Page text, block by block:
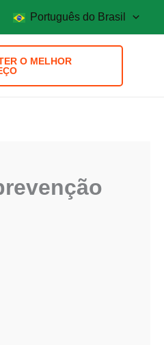
Português do Brasil
O MELHOR